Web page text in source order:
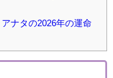
ナタの2026年の運命